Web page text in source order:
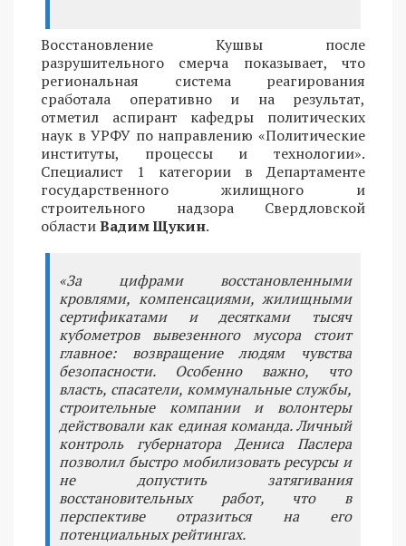
Восстановление Кушвы после
разрушительного смерча показывает, что
региональная система реагирования
сработала оперативно и на результат,
отметил аспирант кафедры политических
наук в УРФУ по направлению «Политические
институты, процессы и технологии».
Специалист 1 категории в Департаменте
государственного жилищного и
строительного надзора Свердловской
областиВадим Щукин.
«За цифрами восстановленными
кровлями, компенсациями, жилищными
сертификатами и десятками тысяч
кубометров вывезенного мусора стоит
главное: возвращение людям чувства
безопасности. Особенно важно, что
власть, спасатели, коммунальные службы,
строительные компании и волонтеры
действовали как единая команда. Личный
контроль губернатора Дениса Паслера
позволил быстро мобилизовать ресурсы и
не допустить затягивания
восстановительных работ, что в
перспективе отразиться на его
потенциальных рейтингах.